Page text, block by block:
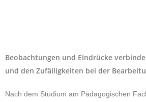
Beob­ach­tun­gen und Ein­drücke
und den Zufäl­lig­kei­ten bei der
Nach dem Stu­di­um am Päd­ago­gi­schen